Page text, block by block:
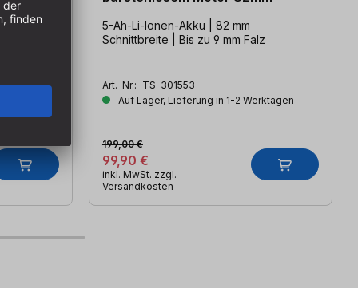
5-Ah-Li-Ionen-Akku | 82 mm
Schnittbreite | Bis zu 9 mm Falz
Art.-Nr.: TS-301553
Auf Lager, Lieferung in 1-2 Werktagen
99,90 €
199,00 €
inkl. MwSt. zzgl.
Versandkosten